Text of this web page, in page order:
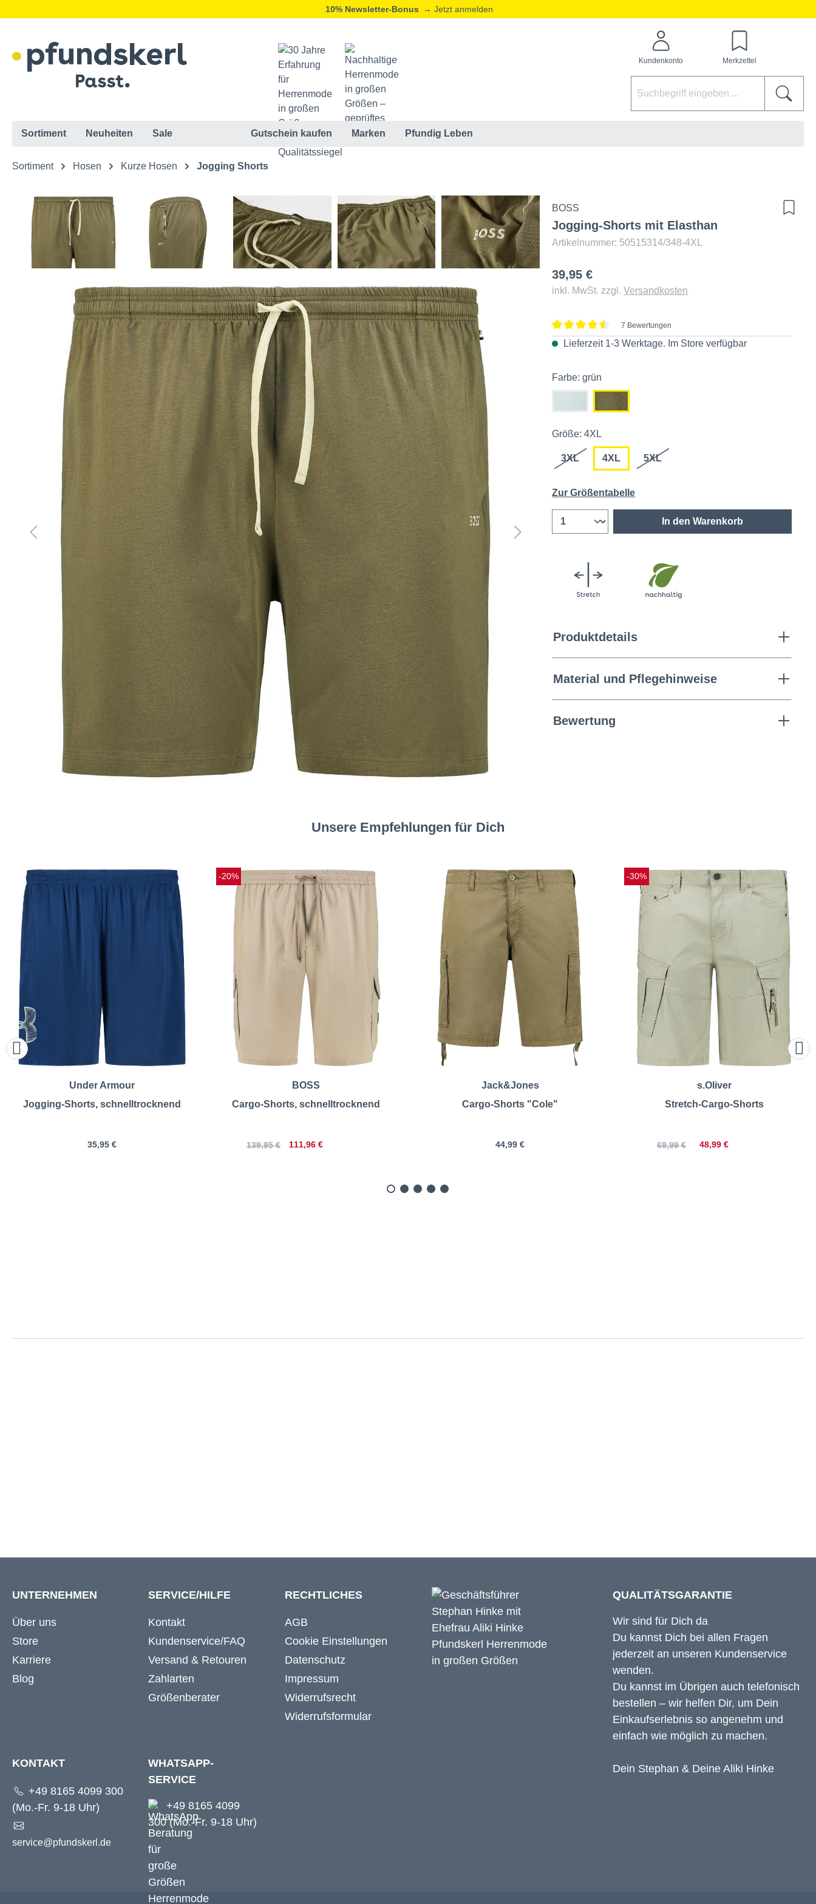
10% Newsletter-Bonus
→ Jetzt anmelden
Kundenkonto Merkzettel
Sortiment Neuheiten Sale Gutschein kaufen Marken Pfundig Leben
Sortiment Hosen Kurze Hosen Jogging Shorts
BOSS
Jogging-Shorts mit Elasthan
Artikelnummer: 50515314/348-4XL
39,95 €
inkl. MwSt. zzgl.Versandkosten
Durchschnittliche Bewertung von 4.5 von 5 Sternen
7 Bewertungen
Lieferzeit 1-3 Werktage. Im Store verfügbar
Farbe: grün
Größe: 4XL
3XL 4XL 5XL
Zur Größentabelle
In den Warenkorb
Produktdetails
Material und Pflegehinweise
Bewertung
Unsere Empfehlungen für Dich
Under Armour
Jogging-Shorts, schnelltrocknend
35,95 €
BOSS
Cargo-Shorts, schnelltrocknend
111,96 €
139,95 €
-20%
Jack&Jones
Cargo-Shorts "Cole"
44,99 €
s.Oliver
Stretch-Cargo-Shorts
48,99 €
69,99 €
-30%
UNTERNEHMEN
Über uns
Store
Karriere
Blog
SERVICE/HILFE
Kontakt
Kundenservice/FAQ
Versand & Retouren
Zahlarten
Größenberater
RECHTLICHES
AGB
Cookie Einstellungen
Datenschutz
Impressum
Widerrufsrecht
Widerrufsformular
KONTAKT
+49 8165 4099 300
(Mo.-Fr. 9-18 Uhr)
service@pfundskerl.de
WHATSAPP-
SERVICE
+49 8165 4099
300 (Mo.-Fr. 9-18 Uhr)
QUALITÄTSGARANTIE
Wir sind für Dich da
Du kannst Dich bei allen Fragen
jederzeit an unseren Kundenservice
wenden.
Du kannst im Übrigen auch telefonisch
bestellen – wir helfen Dir, um Dein
Einkaufserlebnis so angenehm und
einfach wie möglich zu machen.
Dein Stephan & Deine Aliki Hinke